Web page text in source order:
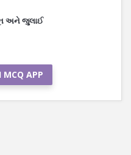
અને જુલાઈ
MCQ APP